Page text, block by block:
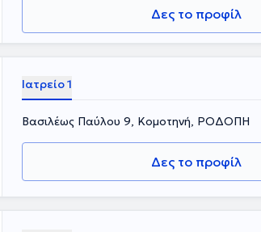
Δες το προφίλ
Ιατρείο 1
Βασιλέως Παύλου 9, Κομοτηνή, ΡΟΔΟΠΗ
Δες το προφίλ